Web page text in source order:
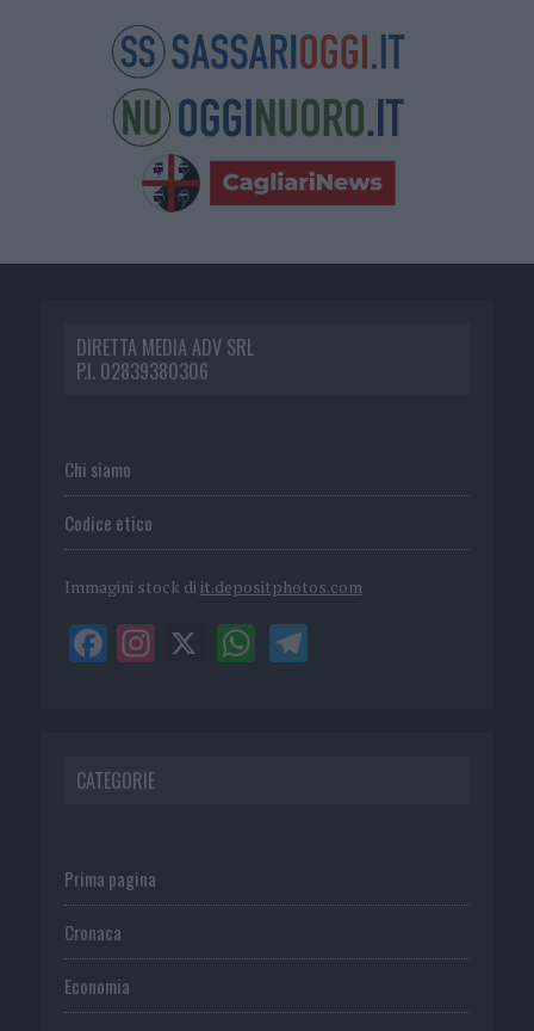
DIRETTA MEDIA ADV SRL
P.I. 02839380306
Chi siamo
Codice etico
Immagini stock di it.depositphotos.com
CATEGORIE
Prima pagina
Cronaca
Economia